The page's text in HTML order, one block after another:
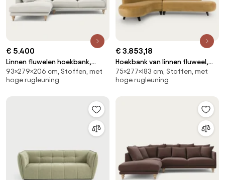
€ 5.400
Linnen fluwelen hoekbank,
LAZARE
93×279×206 cm, Stoffen, met
hoge rugleuning
€ 3.853,18
Hoekbank van linnen fluweel,
Rosebury, ontwerp door
Emmanuel Gallina
75×277×183 cm, Stoffen, met
hoge rugleuning